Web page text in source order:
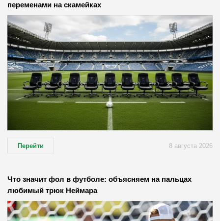
переменами на скамейках
Перейти 8 августа 2026
Что значит фол в футболе: объясняем на пальцах
любимый трюк Неймара